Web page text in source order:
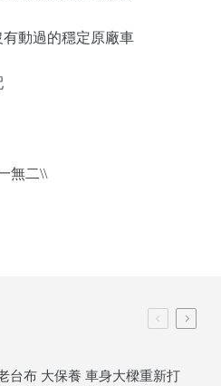
動過的穩定原廠車
無二\\
台布 大保養 車身大樑重新打